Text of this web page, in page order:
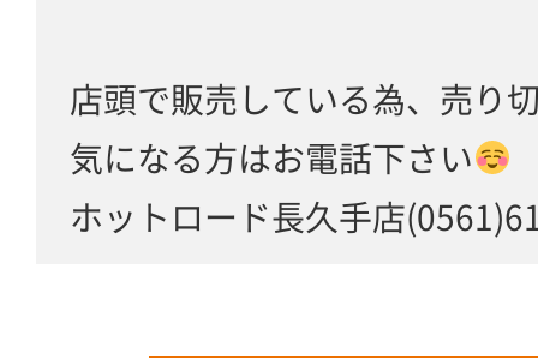
店頭で販売している為、売り
気になる方はお電話下さい
ホットロード長久手店